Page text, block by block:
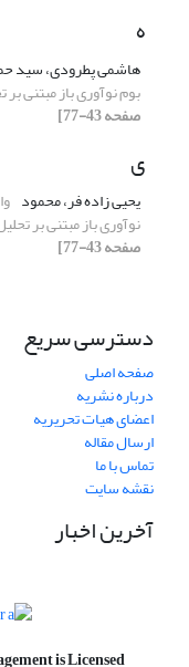
ه
هاشمی پطرودی، سید
بوم نوآوری باز مبتنی
صفحه 43-77]
ی
یحیی زاده فر، محمود
نوآوری باز مبتنی بر
صفحه 43-77]
دسترسی سریع
صفحه اصلی
درباره نشریه
اعضای هیات تحریریه
ارسال مقاله
تماس با ما
نقشه سایت
آخرین اخبار
is Licensed